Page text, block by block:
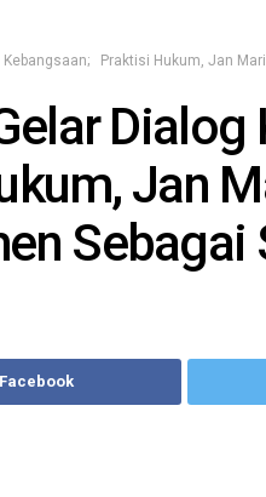
Kebangsaan; Praktisi Hukum, Jan
Dialog
Jan
Sebagai